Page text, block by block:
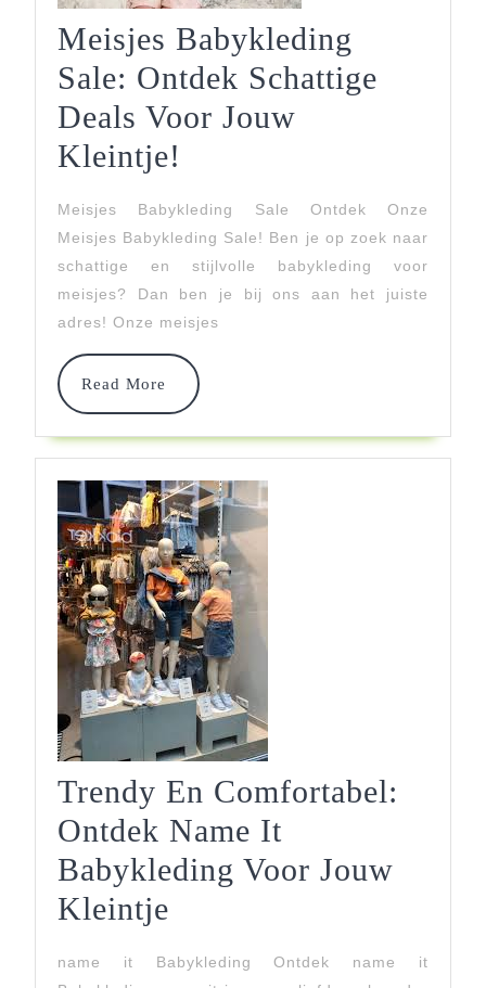
Meisjes Babykleding
Sale: Ontdek Schattige
Deals Voor Jouw
Kleintje!
Sale:
Ontdek
Schattige
Deals
Voor
Jouw
Kleintje!
Meisjes Babykleding Sale Ontdek Onze
Meisjes Babykleding Sale! Ben je op zoek naar
schattige en stijlvolle babykleding voor
meisjes? Dan ben je bij ons aan het juiste
adres! Onze meisjes
Read More
Read
More
Trendy En Comfortabel:
Ontdek Name It
Babykleding Voor Jouw
Kleintje
name it Babykleding Ontdek name it